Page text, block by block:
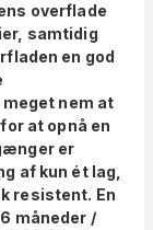
overflade
samtidig
en god
meget nem at
at opnå en
er
af kun ét lag,
resistent. En
måneder /